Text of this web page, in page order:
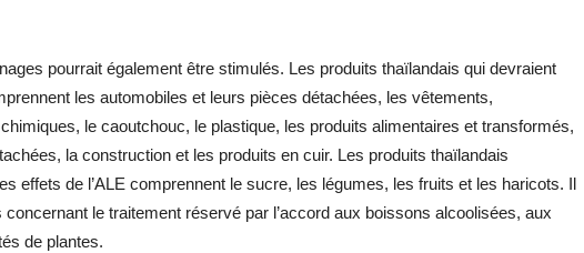
pourrait également être stimulés. Les produits thaïlandais qui devraient
les automobiles et leurs pièces détachées, les vêtements,
le caoutchouc, le plastique, les produits alimentaires et transformés,
la construction et les produits en cuir. Les produits thaïlandais
effets de l’ALE comprennent le sucre, les légumes, les fruits et les haricots. Il
concernant le traitement réservé par l’accord aux boissons alcoolisées, aux
de plantes.